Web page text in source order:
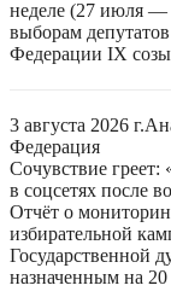
неделе (27 июля —
выборам
Федерации IX
3 августа 2026 г.
Федерация
Сочувствие
в соцсетях после
Отчёт о
избирательной
Государственной
назначенным на 20